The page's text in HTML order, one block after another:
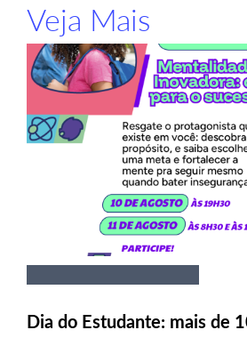
Veja Mais
Dia do Estudante: mais de